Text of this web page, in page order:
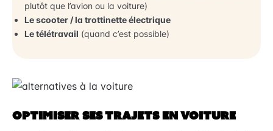
plutôt que l’avion ou la voiture)
Le scooter / la trottinette électrique
Le télétravail (quand c’est possible)
OPTIMISER SES TRAJETS EN VOITURE